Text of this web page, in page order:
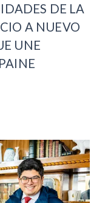
DE LA
A NUEVO
UNE